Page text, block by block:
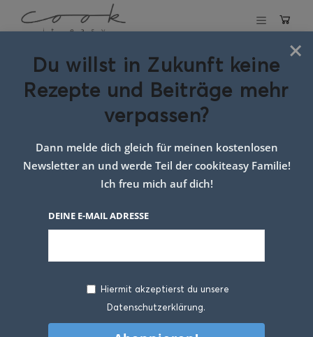
Kulinarik
Meal Prep Workshop für
Unternehmen
×
Du willst in Zukunft keine
Rezepte und Beiträge mehr
verpassen?
Dann melde dich gleich für meinen kostenlosen
Newsletter an und werde Teil der cookiteasy Familie!
Ich freu mich auf dich!
DEINE E-MAIL ADRESSE
Hiermit akzeptierst du unsere
Datenschutzerklärung.